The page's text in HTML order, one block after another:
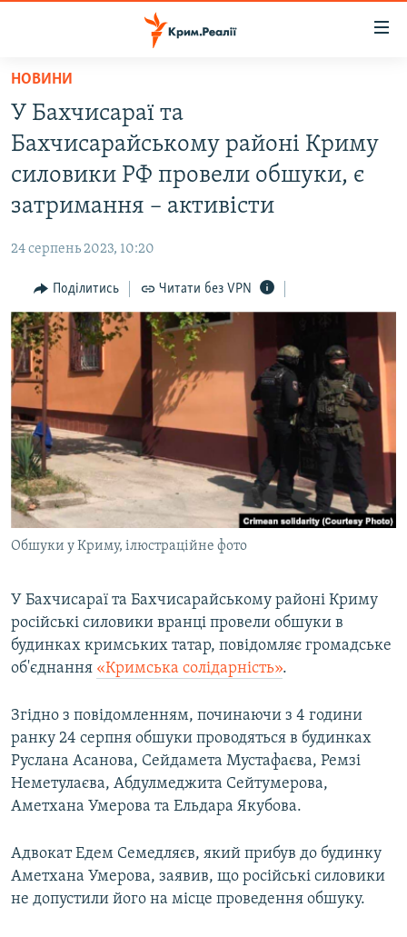
Перейти
основного
матеріалу
до
основної
Перейти
пошуку
ВІДЕО ТА ФОТО
ПОГЛЯД
ІНТЕРВ'Ю
ВСЕ ЗА ДЕНЬ
СПЕЦПРОЕКТИ
ДЕПОРТАЦІЯ
ВІДЕОУРОКИ «ELIFBE»
СВІДЧЕННЯ ОКУПАЦІЇ
УКРАЇНСЬКА ПРОБЛЕМА КРИМУ
ІНФОГРАФІКА
ЯК ОБІЙТИ БЛОКУВАННЯ
Русский
Qırımtatar
ДОЛУЧАЙСЯ!
Усі сайти RFE/RL
НОВИНИ
У Бахчисараї та
Бахчисарайському районі Криму
силовики РФ провели обшуки, є
затримання – активісти
24 серпень 2023, 10:20
Поділитись Читати без VPN
Обшуки у Криму, ілюстраційне фото
У Бахчисараї та Бахчисарайському районі Криму
російські силовики вранці провели обшуки в
будинках кримських татар, повідомляє громадське
об'єднання «Кримська солідарність».
Згідно з повідомленням, починаючи з 4 години
ранку 24 серпня обшуки проводяться в будинках
Руслана Асанова, Сейдамета Мустафаєва, Ремзі
Неметулаєва, Абдулмеджита Сейтумерова,
Аметхана Умерова та Ельдара Якубова.
Адвокат Едем Семедляєв, який прибув до будинку
Аметхана Умерова, заявив, що російські силовики
не допустили його на місце проведення обшуку.